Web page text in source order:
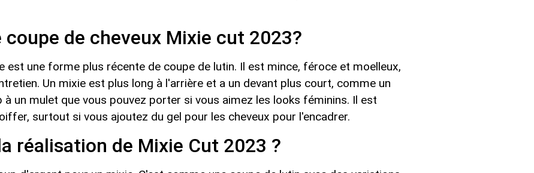
coupe de cheveux Mixie cut 2023?
est une forme plus récente de coupe de lutin. Il est mince, féroce et moelleux,
Un mixie est plus long à l'arrière et a un devant plus court, comme un
à un mulet que vous pouvez porter si vous aimez les looks féminins. Il est
surtout si vous ajoutez du gel pour les cheveux pour l'encadrer.
réalisation de Mixie Cut 2023 ?